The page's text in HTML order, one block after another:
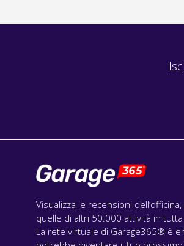
Visualizza le recensioni
quelle di altri 50.000 attività in tutta
La rete virtuale di Garage365® è